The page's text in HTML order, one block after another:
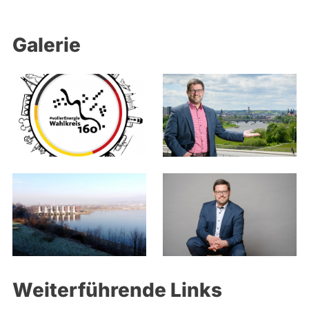
Galerie
Weiterführende Links